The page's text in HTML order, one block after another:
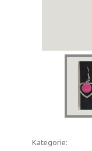
Kategorie: